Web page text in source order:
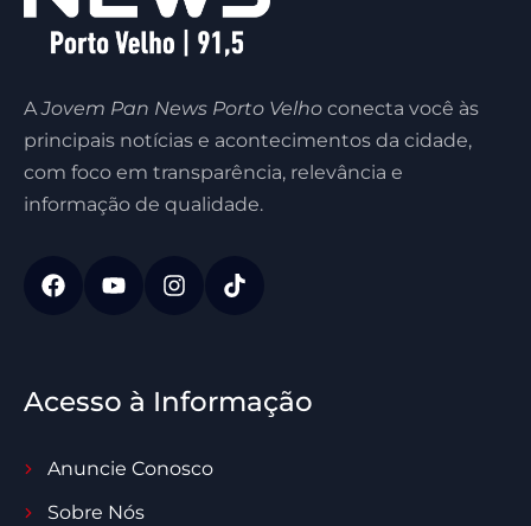
AJovem Pan News Porto Velho conecta você às
principais notícias e acontecimentos da cidade,
com foco em transparência, relevância e
informação de qualidade.
Acesso à Informação
Anuncie Conosco
Sobre Nós